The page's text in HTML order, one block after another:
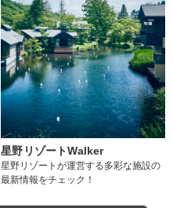
星野リゾートWalker
星野リゾートが運営する多彩な施設の
最新情報をチェック！